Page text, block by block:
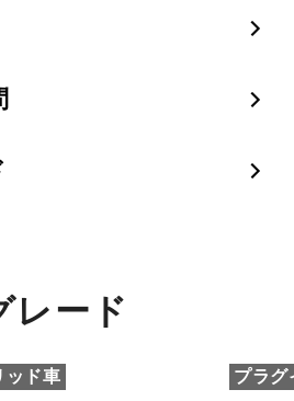
レード
ッド車 プラグ